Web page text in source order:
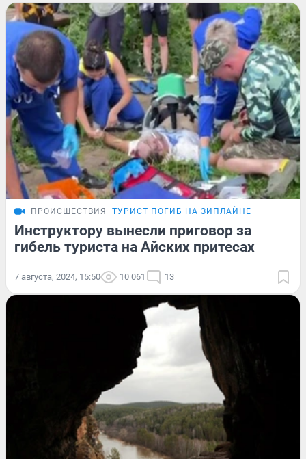
ПРОИСШЕСТВИЯ ТУРИСТ ПОГИБ НА ЗИПЛАЙНЕ
Инструктору вынесли приговор за
гибель туриста на Айских притесах
7 августа, 2024, 15:50 10 061 13